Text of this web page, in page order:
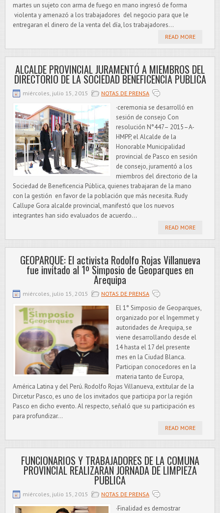
martes un sujeto con arma de fuego en mano ingresó de forma
violenta y amenazó a los trabajadores del negocio para que le
entregaran el dinero de la venta del día, los trabajadores...
READ MORE
ALCALDE PROVINCIAL JURAMENTÓ A MIEMBROS DEL
DIRECTORIO DE LA SOCIEDAD BENEFICENCIA PUBLICA
miércoles, julio 15, 2015 NOTAS DE PRENSA
·ceremonia se desarrolló en
sesión de consejo Con
resolución N°447– 2015–A-
HMPP, el Alcalde de la
Honorable Municipalidad
provincial de Pasco en sesión
de consejo, juramentó a los
miembros del directorio de la
Sociedad de Beneficencia Pública, quienes trabajaran de la mano
con la gestión en favor de la población que más necesita. Rudy
Callupe Gora alcalde provincial, manifestó que los nuevos
integrantes han sido evaluados de acuerdo...
READ MORE
GEOPARQUE: El activista Rodolfo Rojas Villanueva
fue invitado al 1º Simposio de Geoparques en
Arequipa
miércoles, julio 15, 2015 NOTAS DE PRENSA
El 1° Simposio de Geoparques,
organizado por el Ingemmet y
autoridades de Arequipa, se
viene desarrollando desde el
14 hasta el 17 del presente
mes en la Ciudad Blanca.
Participan conocedores en la
materia tanto de Europa,
América Latina y del Perú. Rodolfo Rojas Villanueva, extitular de la
Dircetur Pasco, es uno de los invitados que participa por la región
Pasco en dicho evento. Al respecto, señaló que su participación es
para profundizar...
READ MORE
FUNCIONARIOS Y TRABAJADORES DE LA COMUNA
PROVINCIAL REALIZARAN JORNADA DE LIMPIEZA
PUBLICA
miércoles, julio 15, 2015 NOTAS DE PRENSA
·Finalidad es demostrar